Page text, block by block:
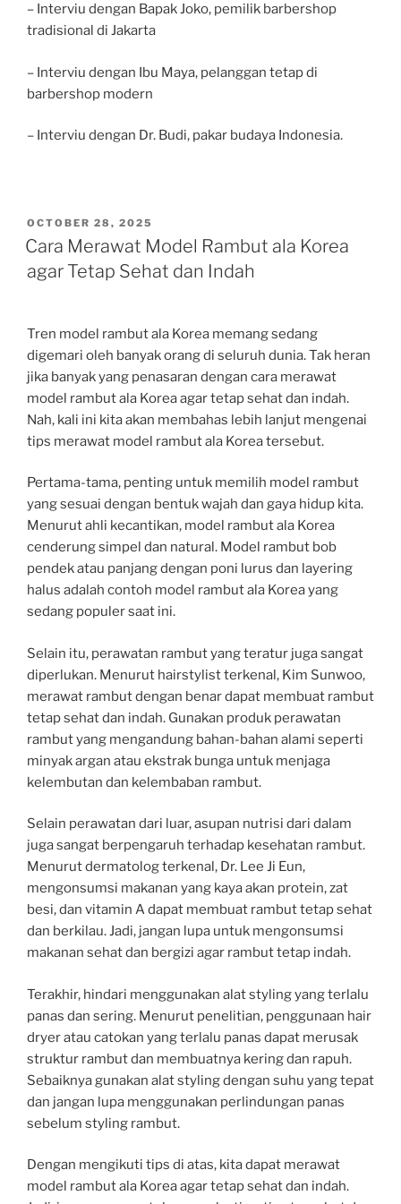
– Interviu dengan Bapak Joko, pemilik barbershop
tradisional di Jakarta
– Interviu dengan Ibu Maya, pelanggan tetap di
barbershop modern
– Interviu dengan Dr. Budi, pakar budaya Indonesia.
POSTED
ON
OCTOBER 28, 2025
Cara Merawat Model Rambut ala Korea
agar Tetap Sehat dan Indah
Tren model rambut ala Korea memang sedang
digemari oleh banyak orang di seluruh dunia. Tak heran
jika banyak yang penasaran dengan cara merawat
model rambut ala Korea agar tetap sehat dan indah.
Nah, kali ini kita akan membahas lebih lanjut mengenai
tips merawat model rambut ala Korea tersebut.
Pertama-tama, penting untuk memilih model rambut
yang sesuai dengan bentuk wajah dan gaya hidup kita.
Menurut ahli kecantikan, model rambut ala Korea
cenderung simpel dan natural. Model rambut bob
pendek atau panjang dengan poni lurus dan layering
halus adalah contoh model rambut ala Korea yang
sedang populer saat ini.
Selain itu, perawatan rambut yang teratur juga sangat
diperlukan. Menurut hairstylist terkenal, Kim Sunwoo,
merawat rambut dengan benar dapat membuat rambut
tetap sehat dan indah. Gunakan produk perawatan
rambut yang mengandung bahan-bahan alami seperti
minyak argan atau ekstrak bunga untuk menjaga
kelembutan dan kelembaban rambut.
Selain perawatan dari luar, asupan nutrisi dari dalam
juga sangat berpengaruh terhadap kesehatan rambut.
Menurut dermatolog terkenal, Dr. Lee Ji Eun,
mengonsumsi makanan yang kaya akan protein, zat
besi, dan vitamin A dapat membuat rambut tetap sehat
dan berkilau. Jadi, jangan lupa untuk mengonsumsi
makanan sehat dan bergizi agar rambut tetap indah.
Terakhir, hindari menggunakan alat styling yang terlalu
panas dan sering. Menurut penelitian, penggunaan hair
dryer atau catokan yang terlalu panas dapat merusak
struktur rambut dan membuatnya kering dan rapuh.
Sebaiknya gunakan alat styling dengan suhu yang tepat
dan jangan lupa menggunakan perlindungan panas
sebelum styling rambut.
Dengan mengikuti tips di atas, kita dapat merawat
model rambut ala Korea agar tetap sehat dan indah.